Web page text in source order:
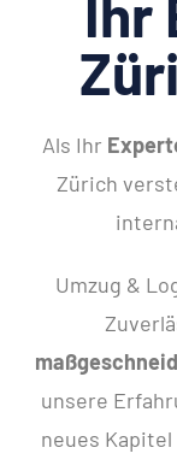
Als Ihr
Zürich
Umzug &
unsere
neues